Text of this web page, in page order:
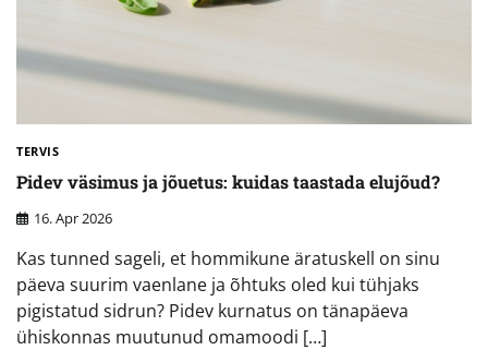
TERVIS
Pidev väsimus ja jõuetus: kuidas taastada elujõud?
16. Apr 2026
Kas tunned sageli, et hommikune äratuskell on sinu
päeva suurim vaenlane ja õhtuks oled kui tühjaks
pigistatud sidrun? Pidev kurnatus on tänapäeva
ühiskonnas muutunud omamoodi […]